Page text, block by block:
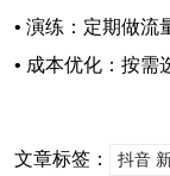
• 演练：定期做流
• 成本优化：按需
文章标签： 抖音